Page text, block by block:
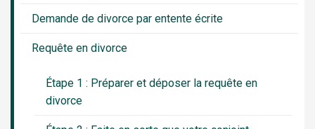
Demande de divorce par entente écrite
Requête en divorce
Étape 1 : Préparer et déposer la requête en
divorce